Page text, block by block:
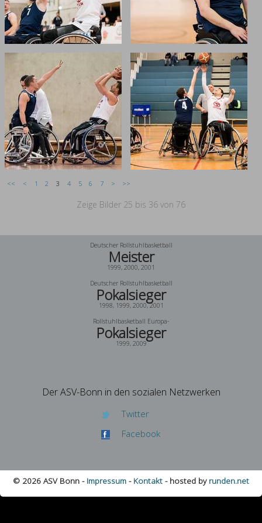
<< < 1 2 3 4 5 6 7 > >>
Zeige Bilder 25 bis 36 von 76
Deutscher Rollstuhlbasketball
Meister
1999, 2000, 2001
Deutscher Rollstuhlbasketball
Pokalsieger
1998, 1999, 2000, 2001
Rollstuhlbasketball Europa-
Pokalsieger
1999, 2009
Der ASV-Bonn in den sozialen Netzwerken
Twitter
Facebook
© 2026 ASV Bonn - Impressum - Kontakt - hosted by runden.net